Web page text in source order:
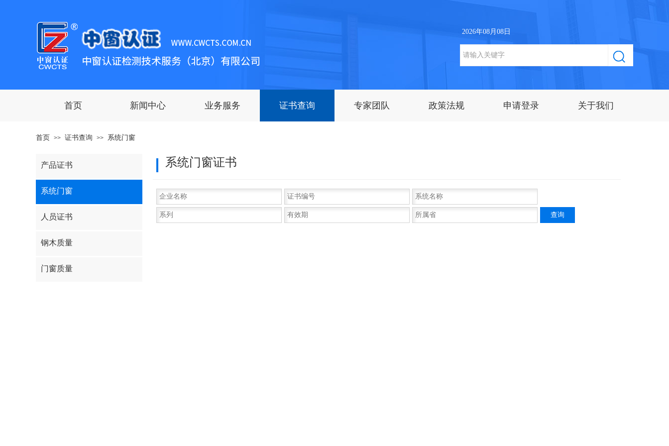
2026年08月08日
首页 新闻中心 业务服务 证书查询 专家团队 政策法规 申请登录 关于我们
首页 >> 证书查询 >> 系统门窗
产品证书
系统门窗
人员证书
钢木质量
门窗质量
系统门窗证书